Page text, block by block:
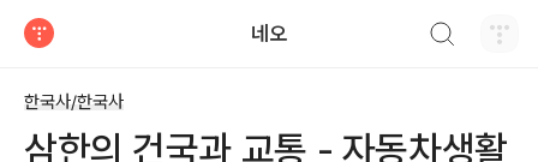
네오
한국사/한국사
삼한의 건국과 교통 - 자동차생활